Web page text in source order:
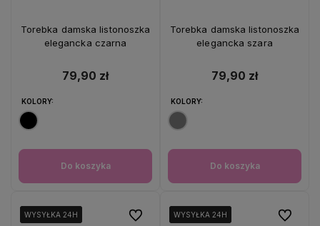
Torebka damska listonoszka
elegancka czarna
79,90 zł
KOLORY:
Do koszyka
Torebka damska listonoszka
elegancka szara
79,90 zł
KOLORY:
Do koszyka
WYSYŁKA 24H
WYSYŁKA 24H
WYSYŁKA 24H Do ulubionychWYSYŁKA 24H
WYSYŁKA 24H
WYSYŁKA 24H Do